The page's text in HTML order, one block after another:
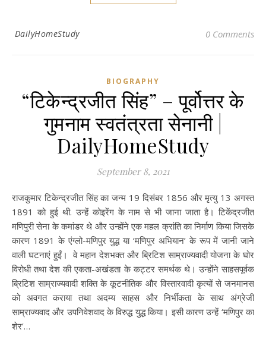
DailyHomeStudy 0 Comments
BIOGRAPHY
“टिकेन्द्रजीत सिंह” – पूर्वोत्तर के
गुमनाम स्वतंत्रता सेनानी |
DailyHomeStudy
September 8, 2021
राजकुमार टिकेन्द्रजीत सिंह का जन्म 19 दिसंबर 1856 और मृत्यु 13 अगस्त
1891 को हुई थी. उन्हें कोइरेंग के नाम से भी जाना जाता है। टिकेंद्रजीत
मणिपुरी सेना के कमांडर थे और उन्होंने एक महल क्रांति का निर्माण किया जिसके
कारण 1891 के एंग्लो-मणिपुर युद्ध या ‘मणिपुर अभियान’ के रूप में जानी जाने
वाली घटनाएं हुईं। वे महान देशभक्त और ब्रिटिश साम्राज्यवादी योजना के घोर
विरोधी तथा देश की एकता-अखंडता के कट्टर समर्थक थे। उन्होंने साहसपूर्वक
ब्रिटिश साम्राज्यवादी शक्ति के कूटनीतिक और विस्तारवादी कृत्यों से जनमानस
को अवगत कराया तथा अदम्य साहस और निर्भीकता के साथ अंग्रेजी
साम्राज्यवाद और उपनिवेशवाद के विरुद्ध युद्ध किया। इसी कारण उन्हें ‘मणिपुर का
शेर’…